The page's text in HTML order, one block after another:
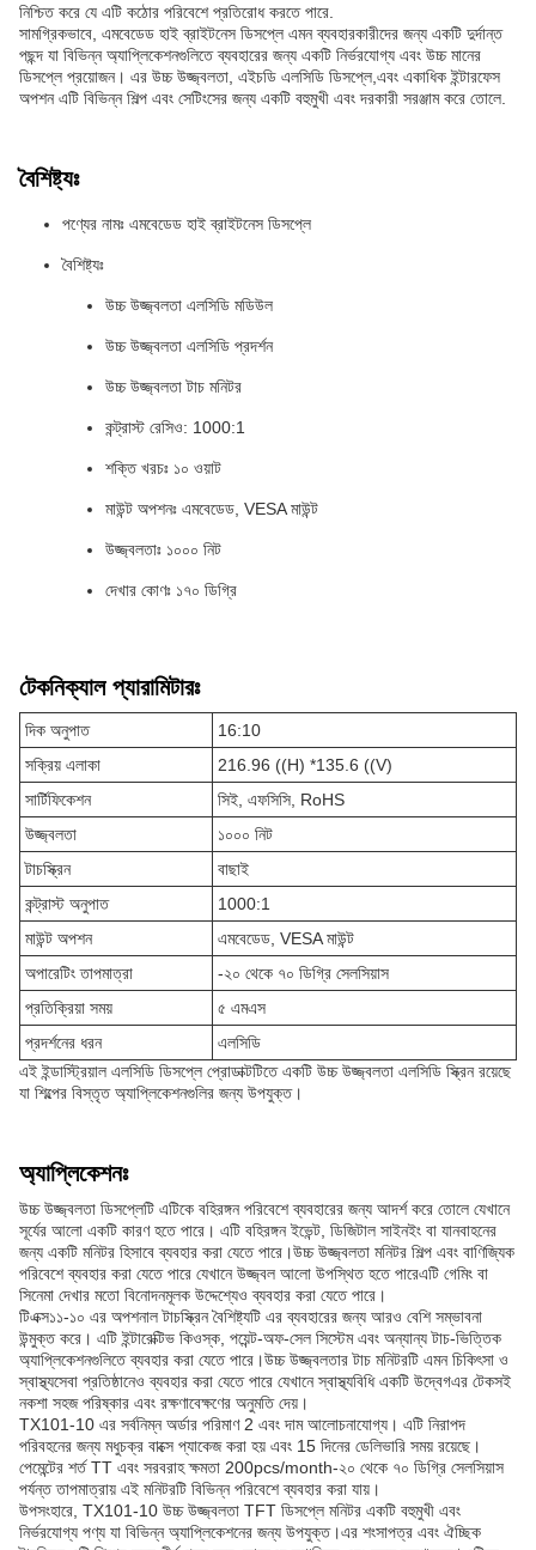
নিশ্চিত করে যে এটি কঠোর পরিবেশে প্রতিরোধ করতে পারে.
সামগ্রিকভাবে, এমবেডেড হাই ব্রাইটনেস ডিসপ্লে এমন ব্যবহারকারীদের জন্য একটি দুর্দান্ত
পছন্দ যা বিভিন্ন অ্যাপ্লিকেশনগুলিতে ব্যবহারের জন্য একটি নির্ভরযোগ্য এবং উচ্চ মানের
ডিসপ্লে প্রয়োজন। এর উচ্চ উজ্জ্বলতা, এইচডি এলসিডি ডিসপ্লে,এবং একাধিক ইন্টারফেস
অপশন এটি বিভিন্ন শিল্প এবং সেটিংসের জন্য একটি বহুমুখী এবং দরকারী সরঞ্জাম করে তোলে.
বৈশিষ্ট্যঃ
পণ্যের নামঃ এমবেডেড হাই ব্রাইটনেস ডিসপ্লে
বৈশিষ্ট্যঃ
উচ্চ উজ্জ্বলতা এলসিডি মডিউল
উচ্চ উজ্জ্বলতা এলসিডি প্রদর্শন
উচ্চ উজ্জ্বলতা টাচ মনিটর
কন্ট্রাস্ট রেসিও: 1000:1
শক্তি খরচঃ ১০ ওয়াট
মাউন্ট অপশনঃ এমবেডেড, VESA মাউন্ট
উজ্জ্বলতাঃ ১০০০ নিট
দেখার কোণঃ ১৭০ ডিগ্রি
টেকনিক্যাল প্যারামিটারঃ
দিক অনুপাত
16:10
সক্রিয় এলাকা
216.96 ((H) *135.6 ((V)
সার্টিফিকেশন
সিই, এফসিসি, RoHS
উজ্জ্বলতা
১০০০ নিট
টাচস্ক্রিন
বাছাই
কন্ট্রাস্ট অনুপাত
1000:1
মাউন্ট অপশন
এমবেডেড, VESA মাউন্ট
অপারেটিং তাপমাত্রা
-২০ থেকে ৭০ ডিগ্রি সেলসিয়াস
প্রতিক্রিয়া সময়
৫ এমএস
প্রদর্শনের ধরন
এলসিডি
এই ইন্ডাস্ট্রিয়াল এলসিডি ডিসপ্লে প্রোডাক্টটিতে একটি উচ্চ উজ্জ্বলতা এলসিডি স্ক্রিন রয়েছে
যা শিল্পের বিস্তৃত অ্যাপ্লিকেশনগুলির জন্য উপযুক্ত।
অ্যাপ্লিকেশনঃ
উচ্চ উজ্জ্বলতা ডিসপ্লেটি এটিকে বহিরঙ্গন পরিবেশে ব্যবহারের জন্য আদর্শ করে তোলে যেখানে
সূর্যের আলো একটি কারণ হতে পারে। এটি বহিরঙ্গন ইভেন্ট, ডিজিটাল সাইনইং বা যানবাহনের
জন্য একটি মনিটর হিসাবে ব্যবহার করা যেতে পারে।উচ্চ উজ্জ্বলতা মনিটর শিল্প এবং বাণিজ্যিক
পরিবেশে ব্যবহার করা যেতে পারে যেখানে উজ্জ্বল আলো উপস্থিত হতে পারেএটি গেমিং বা
সিনেমা দেখার মতো বিনোদনমূলক উদ্দেশ্যেও ব্যবহার করা যেতে পারে।
টিএক্স১১-১০ এর অপশনাল টাচস্ক্রিন বৈশিষ্ট্যটি এর ব্যবহারের জন্য আরও বেশি সম্ভাবনা
উন্মুক্ত করে। এটি ইন্টারেক্টিভ কিওস্ক, পয়েন্ট-অফ-সেল সিস্টেম এবং অন্যান্য টাচ-ভিত্তিক
অ্যাপ্লিকেশনগুলিতে ব্যবহার করা যেতে পারে।উচ্চ উজ্জ্বলতার টাচ মনিটরটি এমন চিকিৎসা ও
স্বাস্থ্যসেবা প্রতিষ্ঠানেও ব্যবহার করা যেতে পারে যেখানে স্বাস্থ্যবিধি একটি উদ্বেগএর টেকসই
নকশা সহজ পরিষ্কার এবং রক্ষণাবেক্ষণের অনুমতি দেয়।
TX101-10 এর সর্বনিম্ন অর্ডার পরিমাণ 2 এবং দাম আলোচনাযোগ্য। এটি নিরাপদ
পরিবহনের জন্য মধুচক্র বাক্সে প্যাকেজ করা হয় এবং 15 দিনের ডেলিভারি সময় রয়েছে।
পেমেন্টের শর্ত TT এবং সরবরাহ ক্ষমতা 200pcs/month-২০ থেকে ৭০ ডিগ্রি সেলসিয়াস
পর্যন্ত তাপমাত্রায় এই মনিটরটি বিভিন্ন পরিবেশে ব্যবহার করা যায়।
উপসংহারে, TX101-10 উচ্চ উজ্জ্বলতা TFT ডিসপ্লে মনিটর একটি বহুমুখী এবং
নির্ভরযোগ্য পণ্য যা বিভিন্ন অ্যাপ্লিকেশনের জন্য উপযুক্ত।এর শংসাপত্র এবং ঐচ্ছিক